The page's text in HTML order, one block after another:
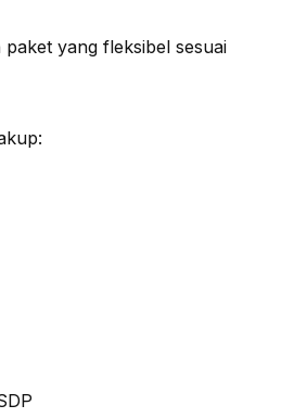
yang fleksibel sesuai